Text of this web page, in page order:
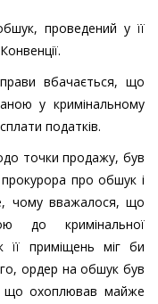
проведений у її
вбачається, що
у кримінальному
податків.
точки продажу, був
про обшук і
чому вважалося, що
до кримінальної
її приміщень міг би
ордер на обшук був
що охоплював майже